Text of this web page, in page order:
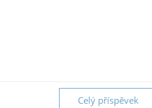
Celý příspěvek